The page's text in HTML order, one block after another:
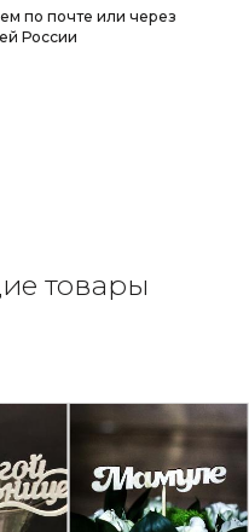
по почте или через
России
товары